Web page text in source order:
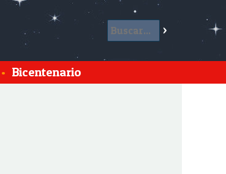
• Bicentenario